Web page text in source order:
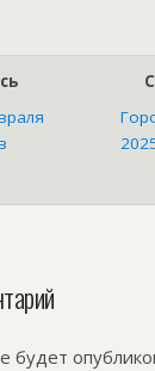
будет